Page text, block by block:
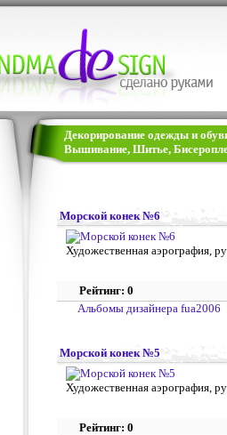
Декорирование одежды и
Вышивание, Шитье,
Морской конек №6
Художественная аэрография,
Рейтинг: 0
Альбомы дизайнера fua2006
Морской конек №5
Художественная аэрография,
Рейтинг: 0